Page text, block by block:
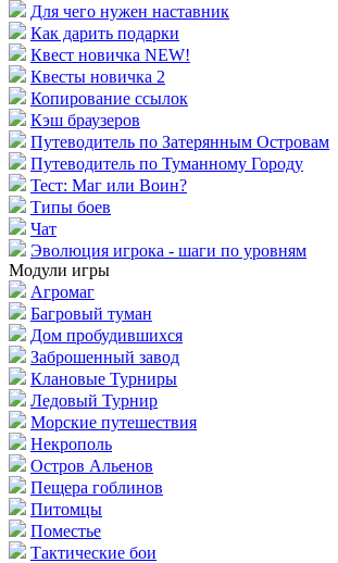
Для чего нужен наставник
Как дарить подарки
Квест новичка NEW!
Квесты новичка 2
Копирование ссылок
Кэш браузеров
Путеводитель по Затерянным Островам
Путеводитель по Туманному Городу
Тест: Маг или Воин?
Типы боев
Чат
Эволюция игрока - шаги по уровням
Модули игры
Агромаг
Багровый туман
Дом пробудившихся
Заброшенный завод
Клановые Турниры
Ледовый Турнир
Морские путешествия
Некрополь
Остров Альенов
Пещера гоблинов
Питомцы
Поместье
Тактические бои